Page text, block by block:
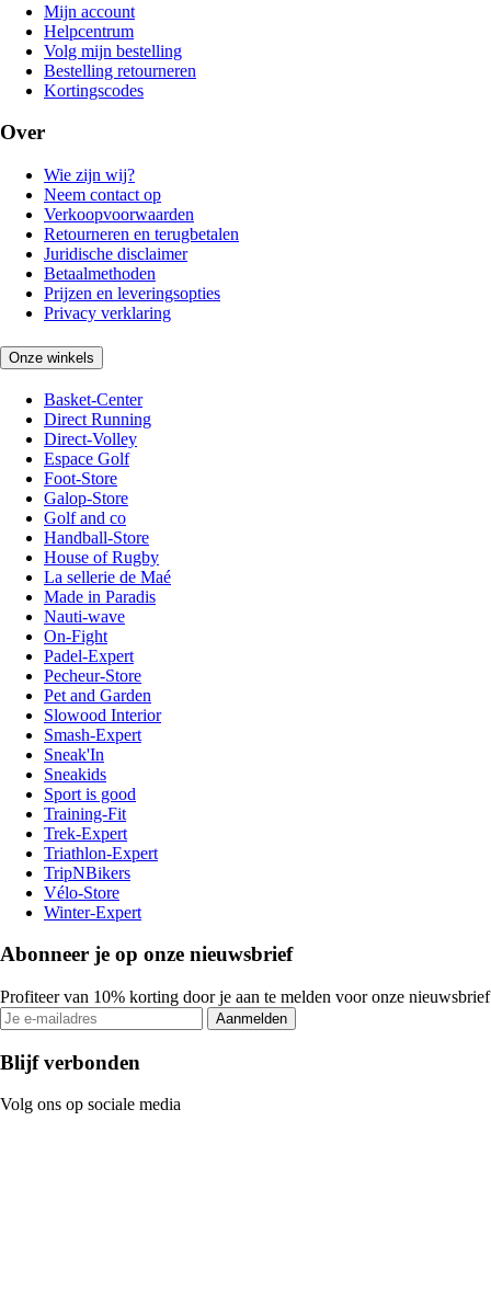
Mijn account
Helpcentrum
Volg mijn bestelling
Bestelling retourneren
Kortingscodes
Over
Wie zijn wij?
Neem contact op
Verkoopvoorwaarden
Retourneren en terugbetalen
Juridische disclaimer
Betaalmethoden
Prijzen en leveringsopties
Privacy verklaring
Onze winkels
Basket-Center
Direct Running
Direct-Volley
Espace Golf
Foot-Store
Galop-Store
Golf and co
Handball-Store
House of Rugby
La sellerie de Maé
Made in Paradis
Nauti-wave
On-Fight
Padel-Expert
Pecheur-Store
Pet and Garden
Slowood Interior
Smash-Expert
Sneak'In
Sneakids
Sport is good
Training-Fit
Trek-Expert
Triathlon-Expert
TripNBikers
Vélo-Store
Winter-Expert
Abonneer je op onze nieuwsbrief
Profiteer van 10% korting door je aan te melden voor onze nieuwsbrief
Aanmelden
Blijf verbonden
Volg ons op sociale media